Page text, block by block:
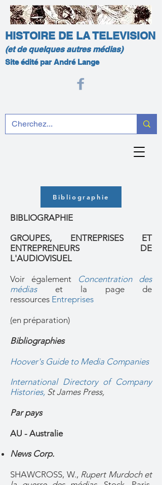
HISTOIRE DE LA TELEVISION
(et de quelques autres médias)
Site édité par André Lange
Bibliographie
BIBLIOGRAPHIE
GROUPES, ENTREPRISES ET
ENTREPRENEURS DE
L'AUDIOVISUEL
Voir également Concentration des
médiaset la page de
ressources Entreprises
(en préparation)
Bibliographies
Hoover's Guide to Media Companies
International Directory of Company
Histories, St James Press,
Par pays
AU - Australie
News Corp.
SHAWCROSS, W., Rupert Murdoch et